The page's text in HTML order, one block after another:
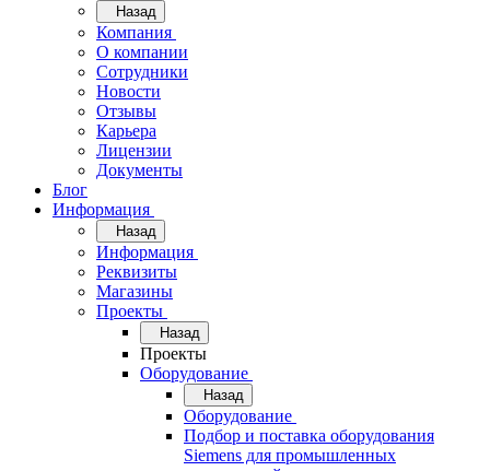
Назад
Компания
О компании
Сотрудники
Новости
Отзывы
Карьера
Лицензии
Документы
Блог
Информация
Назад
Информация
Реквизиты
Магазины
Проекты
Назад
Проекты
Оборудование
Назад
Оборудование
Подбор и поставка оборудования
Siemens для промышленных